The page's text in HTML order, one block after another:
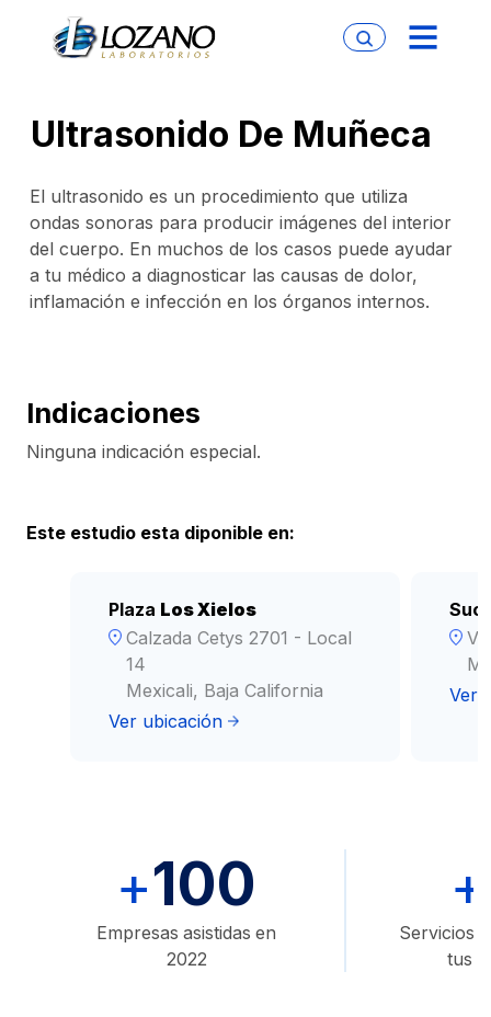
Ultrasonido De Muñeca
El ultrasonido es un procedimiento que utiliza
ondas sonoras para producir imágenes del interior
del cuerpo. En muchos de los casos puede ayudar
a tu médico a diagnosticar las causas de dolor,
inflamación e infección en los órganos internos.
Indicaciones
Ninguna indicación especial.
Este estudio esta diponible en:
Plaza Los Xielos
Calzada Cetys 2701 - Local
14
Mexicali, Baja California
Ver ubicación
Ver
+100
Empresas asistidas en
2022
+
Servicios
tus